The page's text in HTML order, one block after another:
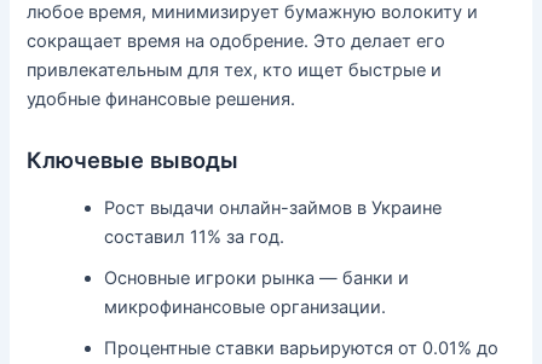
любое время, минимизирует бумажную волокиту и
сокращает время на одобрение. Это делает его
привлекательным для тех, кто ищет быстрые и
удобные финансовые решения.
Ключевые выводы
Рост выдачи онлайн-займов в Украине
составил 11% за год.
Основные игроки рынка — банки и
микрофинансовые организации.
Процентные ставки варьируются от 0.01% до